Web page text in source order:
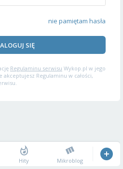
nie pamiętam hasła
SIĘ
Regulaminu serwisu Wykop.pl w jego
Regulaminu w całości,
Hity Mikroblog